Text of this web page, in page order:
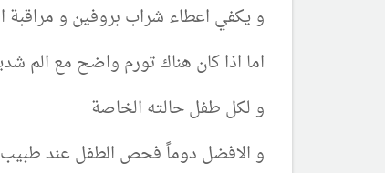
و يكفي اعطاء شراب بروفين و مراقبة
اما اذا كان هناك تورم واضح مع الم
و لكل طفل حالته الخاصة
و الافضل دوماً فحص الطفل عند طبيب